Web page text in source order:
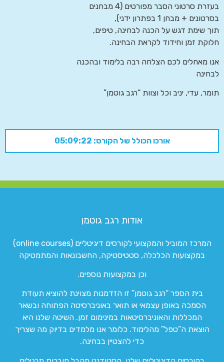
בעזרת סרטוני הסבר מפורטים (4 מבחנים
בסרטונים + מבחן 1 בפתרון ידני),
תוך שימת דגש על הכנה לבחינה, טיפים,
חלוקת זמן וחידוד לקראת הבחינה.
אנו מאחלים לכם הצלחה רבה בלימוד ובהכנה
לבחינה
תומר, עדי, יניב וכל וצוות “רגב גוטמן”
אורכו הכולל של הקורס: 05:09:22
אודות רגב גוטמן
המרכז המוביל והמקצועי לקורסים דיגיטליים (online courses)
במקצועות הכלכלה, סטטיסטיקה, החשבונאות והמתמטיקה
וכן במקצועות נוספים.
בית הספר “רגב גוטמן” זו הזדמנות מצוינת להוציא תעודת
הסמכה באופן עצמאי או תואר באוניברסיטה הפתוחה ובשאר
המכללות והאוניברסיטאות במינימום זמן. השיטה שלנו היא
הוצאת ה”טפל” מהלימוד. כלומר אנו מלמדים בדיוק מה שצריך
כדי להצטיין בבחינה.